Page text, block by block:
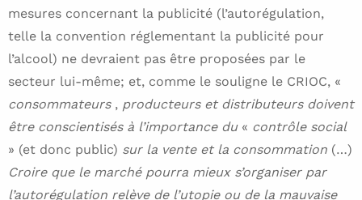
mesures concernant la publicité (l’autorégulation,
telle la convention réglementant la publicité pour
l’alcool) ne devraient pas être proposées par le
secteur lui-même; et, comme le souligne le CRIOC, «
consommateurs , producteurs et distributeurs doivent
être conscientisés à l’importance du « contrôle social
» (et donc public) sur la vente et la consommation (…)
Croire que le marché pourra mieux s’organiser par
l’autorégulation relève de l’utopie ou de la mauvaise